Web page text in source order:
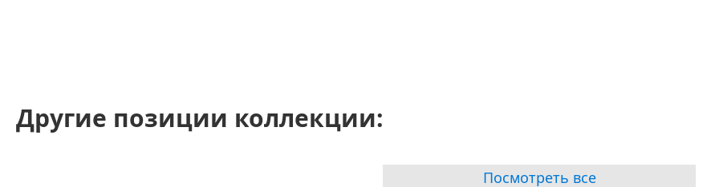
Другие позиции коллекции:
Посмотреть все